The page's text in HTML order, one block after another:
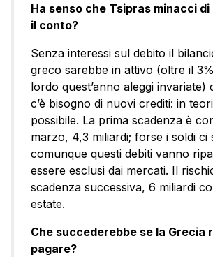
Ha senso che Tsipras minacci
il conto?
Senza interessi sul debito il
greco sarebbe in attivo (oltre il
lordo quest’anno aleggi invariate)
c’è bisogno di nuovi crediti: in
possibile. La prima scadenza è
marzo, 4,3 miliardi; forse i soldi ci
comunque questi debiti vanno
essere esclusi dai mercati. Il
scadenza successiva, 6 miliardi
estate.
Che succederebbe se la Grecia
pagare?